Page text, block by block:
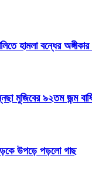
হামলা বন্ধের অঙ্গীকার
মুজিবের ৯২তম জন্ম
উপড়ে পড়লো গাছ